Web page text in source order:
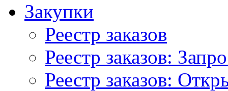
Закупки
Реестр заказов
Реестр заказов:
Реестр заказов: